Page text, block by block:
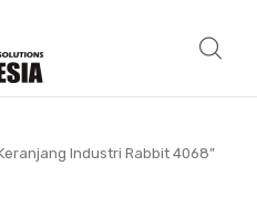
Industri Rabbit 4068”